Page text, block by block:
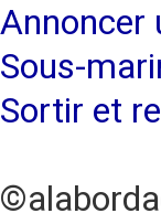
Annoncer
Sous-
Sortir et